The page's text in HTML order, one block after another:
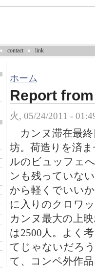
contact link
ホーム
Report
火, 05/24/2011 -
カンヌ滞在最終
坊。荷造りを済
ルのビュッフェ
ンも残っていな
から軽くでいい
に入りのクロワ
カンヌ最大の上映
は2500人。よく
てじゃないだろ
て、コンペ外作